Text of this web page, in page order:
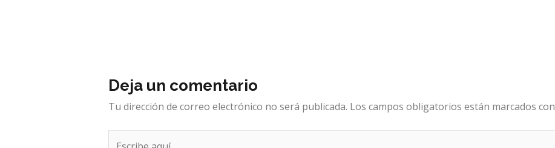
Deja un comentario
Tu dirección de correo electrónico no será publicada. Los campos obligatorios están marcados con